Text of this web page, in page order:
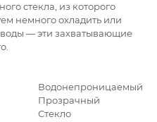
стекла, из которого
немного охладить или
воды — эти захватывающие
Водонепроницаемый
Прозрачный
Стекло